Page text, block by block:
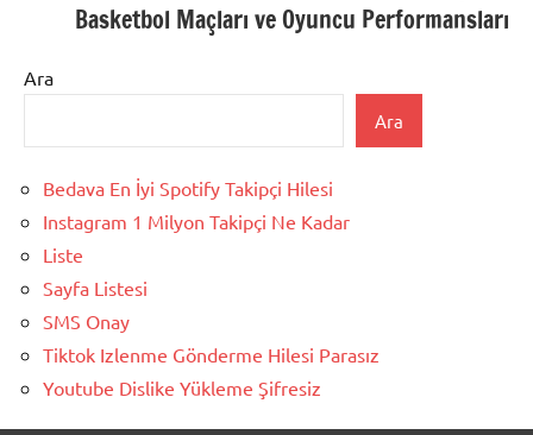
Basketbol Maçları ve Oyuncu Performansları
Ara
Ara
Bedava En İyi Spotify Takipçi Hilesi
Instagram 1 Milyon Takipçi Ne Kadar
Liste
Sayfa Listesi
SMS Onay
Tiktok Izlenme Gönderme Hilesi Parasız
Youtube Dislike Yükleme Şifresiz